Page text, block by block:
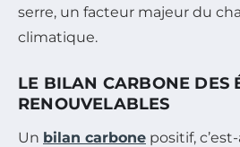
serre, un facteur majeur du
climatique.
LE BILAN CARBONE DES
RENOUVELABLES
Un bilan carbone positif,